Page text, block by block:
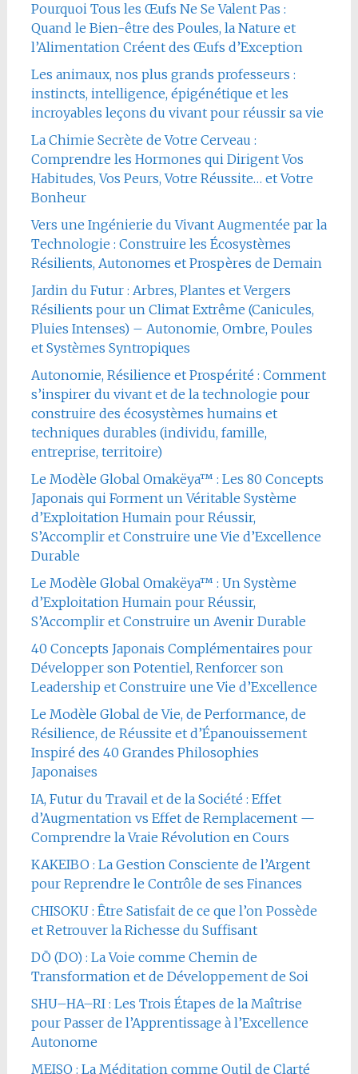
Pourquoi Tous les Œufs Ne Se Valent Pas :
Quand le Bien-être des Poules, la Nature et
l’Alimentation Créent des Œufs d’Exception
Les animaux, nos plus grands professeurs :
instincts, intelligence, épigénétique et les
incroyables leçons du vivant pour réussir sa vie
La Chimie Secrète de Votre Cerveau :
Comprendre les Hormones qui Dirigent Vos
Habitudes, Vos Peurs, Votre Réussite… et Votre
Bonheur
Vers une Ingénierie du Vivant Augmentée par la
Technologie : Construire les Écosystèmes
Résilients, Autonomes et Prospères de Demain
Jardin du Futur : Arbres, Plantes et Vergers
Résilients pour un Climat Extrême (Canicules,
Pluies Intenses) – Autonomie, Ombre, Poules
et Systèmes Syntropiques
Autonomie, Résilience et Prospérité : Comment
s’inspirer du vivant et de la technologie pour
construire des écosystèmes humains et
techniques durables (individu, famille,
entreprise, territoire)
Le Modèle Global Omakëya™ : Les 80 Concepts
Japonais qui Forment un Véritable Système
d’Exploitation Humain pour Réussir,
S’Accomplir et Construire une Vie d’Excellence
Durable
Le Modèle Global Omakëya™ : Un Système
d’Exploitation Humain pour Réussir,
S’Accomplir et Construire un Avenir Durable
40 Concepts Japonais Complémentaires pour
Développer son Potentiel, Renforcer son
Leadership et Construire une Vie d’Excellence
Le Modèle Global de Vie, de Performance, de
Résilience, de Réussite et d’Épanouissement
Inspiré des 40 Grandes Philosophies
Japonaises
IA, Futur du Travail et de la Société : Effet
d’Augmentation vs Effet de Remplacement —
Comprendre la Vraie Révolution en Cours
KAKEIBO : La Gestion Consciente de l’Argent
pour Reprendre le Contrôle de ses Finances
CHISOKU : Être Satisfait de ce que l’on Possède
et Retrouver la Richesse du Suffisant
DŌ (DO) : La Voie comme Chemin de
Transformation et de Développement de Soi
SHU–HA–RI : Les Trois Étapes de la Maîtrise
pour Passer de l’Apprentissage à l’Excellence
Autonome
MEISO : La Méditation comme Outil de Clarté